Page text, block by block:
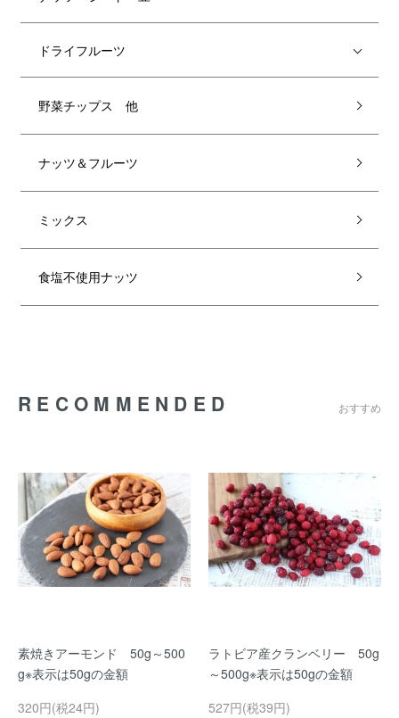
ドライフルーツ
野菜チップス 他
ナッツ＆フルーツ
ミックス
食塩不使用ナッツ
RECOMMENDED おすすめ
素焼きアーモンド 50g～500
g※表示は50gの金額
320円(税24円)
ラトビア産クランベリー 50g
～500g※表示は50gの金額
527円(税39円)